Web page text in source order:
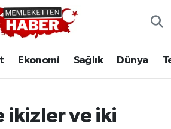
Ekonomi Sağlık Dünya
ikizler ve iki